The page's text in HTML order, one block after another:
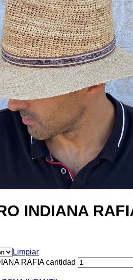
INDIANA
Limpiar
RAFIA cantidad